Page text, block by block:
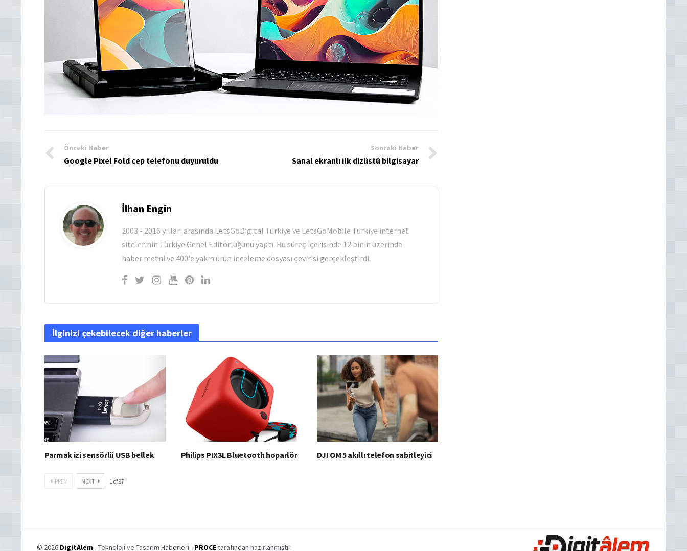
Önceki Haber
Google Pixel Fold cep telefonu duyuruldu
Sonraki Haber
Sanal ekranlı ilk dizüstü bilgisayar
İlhan Engin
2003 - 2016 yılları arasında LetsGoDigital Türkiye ve LetsGoMobile Türkiye internet
sitelerinin Türkiye Genel Editörlüğünü yaptı. Bu süreç içerisinde 12 binin üzerinde
haber metni ve 400'e yakın ürün inceleme dosyası çevirisi gerçekleştirdi.
İlginizi çekebilecek diğer haberler
Parmak izi sensörlü USB bellek Philips PIX3L Bluetooth hoparlör DJI OM 5 akıllı telefon sabitleyici
PREV NEXT 1of97
© 2026 DigitAlem- Teknoloji ve Tasarım Haberleri - PROCEtarafından hazırlanmıştır.